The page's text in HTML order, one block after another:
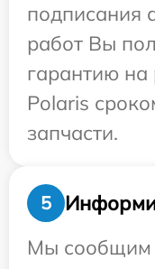
подписания
работ Вы
гарантию на
Polaris
запчасти.
5
Мы сообщим